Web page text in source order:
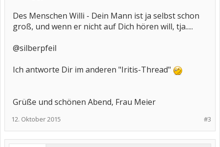
Des Menschen Willi - Dein Mann ist ja selbst schon
groß, und wenn er nicht auf Dich hören will, tja.....
@silberpfeil
Ich antworte Dir im anderen "Iritis-Thread"
Grüße und schönen Abend, Frau Meier
#3
12. Oktober 2015